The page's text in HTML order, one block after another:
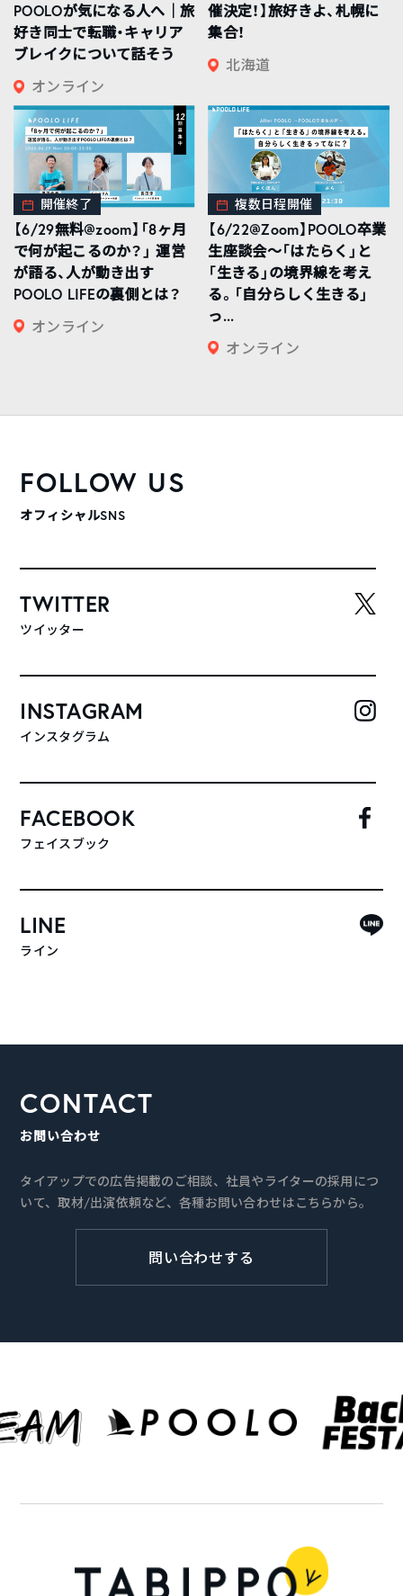
POOLOが気になる人へ｜旅
好き同士で転職・キャリア
ブレイクについて話そう
オンライン
催決定！】旅好きよ、札幌に
集合！
北海道
開催終了
【6/29無料@zoom】「8ヶ月
で何が起こるのか？」 運営
が語る、人が動き出す
POOLO LIFEの裏側とは？
オンライン
複数日程開催
【6/22@Zoom】POOLO卒業
生座談会〜「はたらく」と
「生きる」の境界線を考え
る。「自分らしく生きる」
っ...
オンライン
FOLLOW US
オフィシャルSNS
TWITTER
ツイッター
INSTAGRAM
インスタグラム
FACEBOOK
フェイスブック
LINE
ライン
CONTACT
お問い合わせ
タイアップでの広告掲載のご相談、社員やライターの採用につ
いて、取材/出演依頼など、各種お問い合わせはこちらから。
問い合わせする